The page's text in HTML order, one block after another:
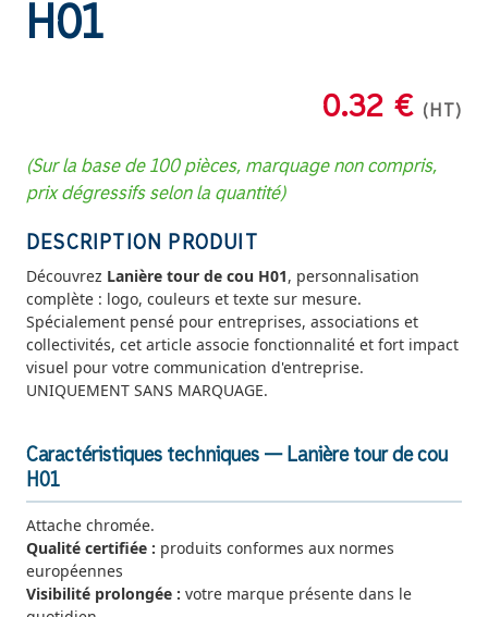
H01
0.32 € (HT)
(Sur la base de 100 pièces, marquage non compris,
prix dégressifs selon la quantité)
DESCRIPTION PRODUIT
Découvrez Lanière tour de cou H01, personnalisation
complète : logo, couleurs et texte sur mesure.
Spécialement pensé pour entreprises, associations et
collectivités, cet article associe fonctionnalité et fort impact
visuel pour votre communication d'entreprise.
UNIQUEMENT SANS MARQUAGE.
Caractéristiques techniques — Lanière tour de cou
H01
Attache chromée.
Qualité certifiée : produits conformes aux normes
européennes
Visibilité prolongée : votre marque présente dans le